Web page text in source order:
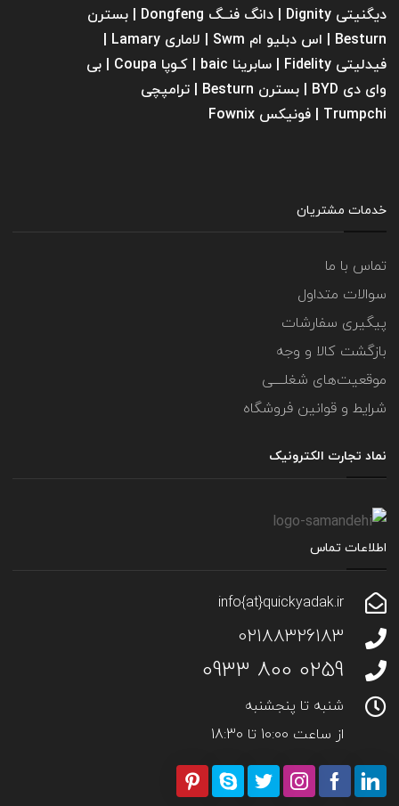
دیگنیتی Dignity | دانگ فنــگ Dongfeng | بسترن
فیدلیتی Fidelity | سابرینا ‌baic | کـوپا Coupa | بی
وای دی BYD | بسترن Besturn | ترامپچی
Trumpchi | فونیکس Fownix
خدمات مشتریان
تماس با ما
سوالات متداول
پیگیری سفارشات
بازگشت کالا و وجه
موقعیت‌های شغلــــی
شرایط و قوانین فروشگاه
نماد تجارت الکترونیک
اطلاعات تماس
info{at}quickyadak.ir
02188326183
0259 800 0933
شنبه تا پنجشنبه
از ساعت 10:00 تا 18:30